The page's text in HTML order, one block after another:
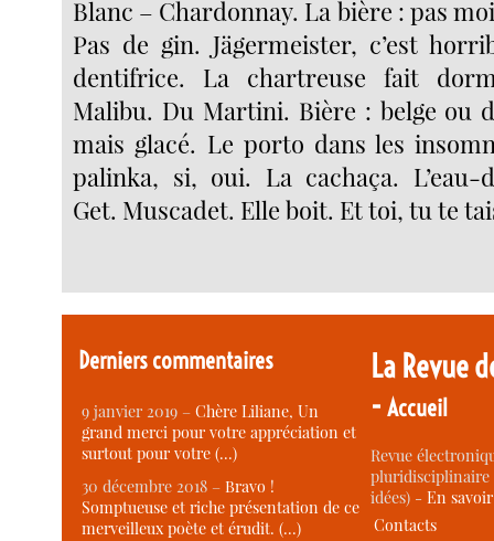
Blanc – Chardonnay. La bière : pas
Pas de gin. Jägermeister, c’est
dentifrice. La chartreuse fait
Malibu. Du Martini. Bière : belge ou
mais glacé. Le porto dans les
palinka, si, oui. La cachaça. L’eau-
Get. Muscadet. Elle boit. Et toi, tu te
Derniers commentaires
9 janvier 2019 –Chère Liliane, Un
grand merci pour votre appréciation et
surtout pour votre (…)
30 décembre 2018 –Bravo !
Somptueuse et riche présentation de ce
merveilleux poète et érudit. (…)
La Revue
-Accueil
Revue
idées) -En
Contacts